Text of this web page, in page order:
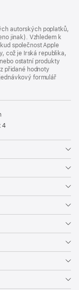
autorských poplatků,
jinak). Vzhledem k
společnost Apple
což je Irská republika,
ostatní produkty
přidané hodnoty
formulář
4